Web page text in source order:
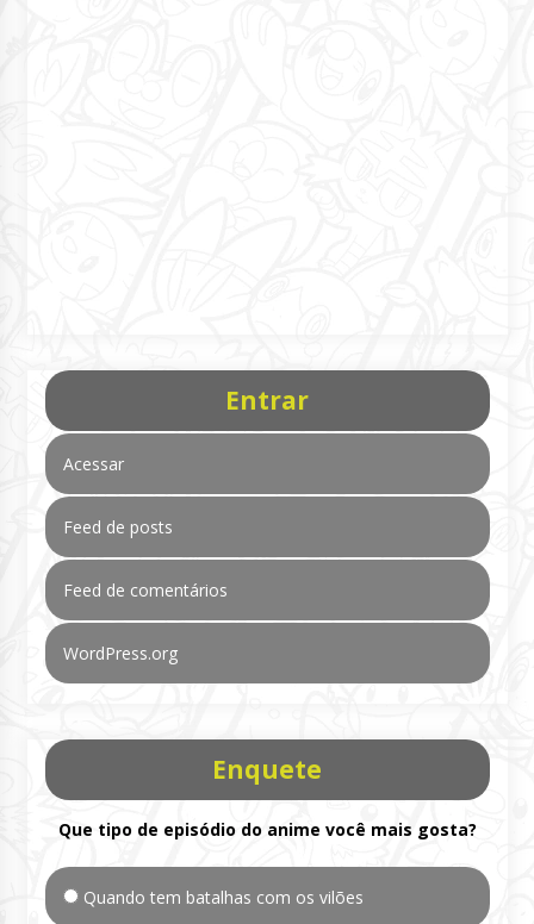
Entrar
Acessar
Feed de posts
Feed de comentários
WordPress.org
Enquete
Que tipo de episódio do anime você mais gosta?
Quando tem batalhas com os vilões